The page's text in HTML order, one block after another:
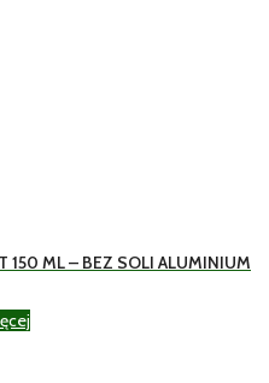
150 ML – BEZ SOLI ALUMINIUM